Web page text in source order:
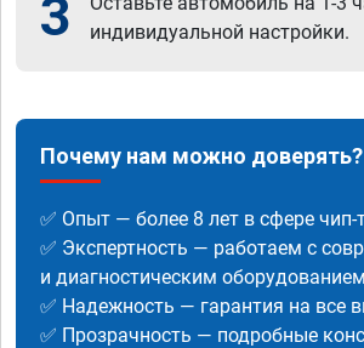
3
индивидуальной настройки.
Почему нам можно доверять?
✅ Опыт — более 8 лет в сфере чип-
✅ Экспертность — работаем с
и диагностическим
✅ Надежность — гарантия на все
✅ Прозрачность — подробные